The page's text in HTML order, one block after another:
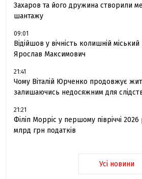
Захаров та його дружина створили
шантажу
09:01
Відійшов у вічність колишній
Ярослав Максимович
21:41
Чому Віталій Юрченко продовжує
залишаючись недосяжним для
21:21
Філіп Морріс у першому півріччі
млрд грн податків
Усі новини